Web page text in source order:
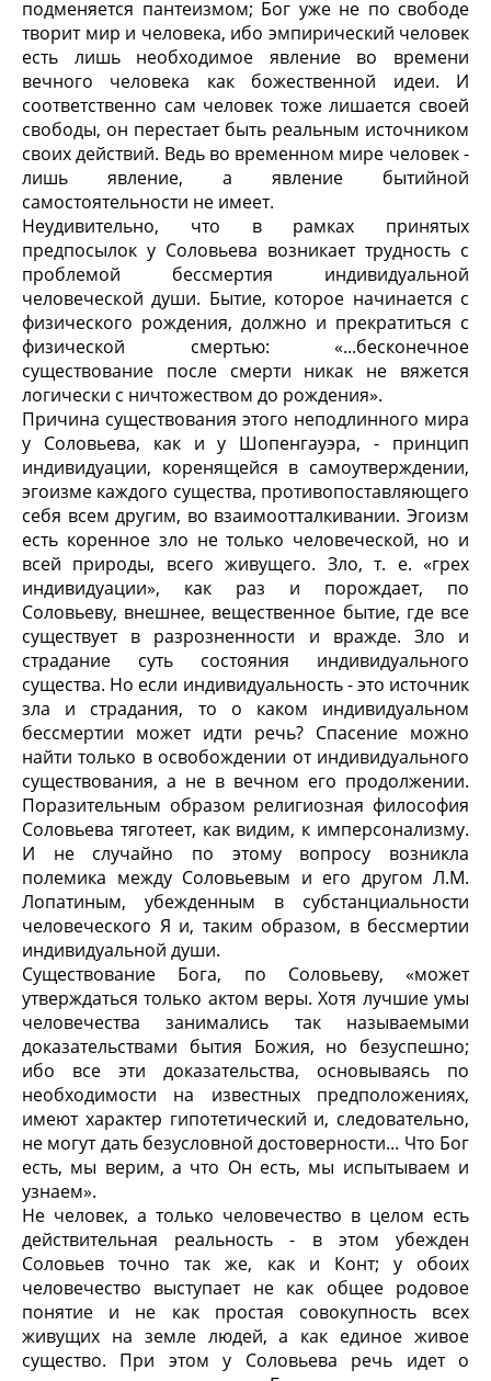
подменяется пантеизмом; Бог уже не по свободе
творит мир и человека, ибо эмпирический человек
есть лишь необходимое явление во времени
вечного человека как божественной идеи. И
соответственно сам человек тоже лишается своей
свободы, он перестает быть реальным источником
своих действий. Ведь во временном мире человек -
лишь явление, а явление бытийной
самостоятельности не имеет.
Неудивительно, что в рамках принятых
предпосылок у Соловьева возникает трудность с
проблемой бессмертия индивидуальной
человеческой души. Бытие, которое начинается с
физического рождения, должно и прекратиться с
физической смертью: «...бесконечное
существование после смерти никак не вяжется
логически с ничтожеством до рождения».
Причина существования этого неподлинного мира
у Соловьева, как и у Шопенгауэра, - принцип
индивидуации, коренящейся в самоутверждении,
эгоизме каждого существа, противопоставляющего
себя всем другим, во взаимоотталкивании. Эгоизм
есть коренное зло не только человеческой, но и
всей природы, всего живущего. Зло, т. е. «грех
индивидуации», как раз и порождает, по
Соловьеву, внешнее, вещественное бытие, где все
существует в разрозненности и вражде. Зло и
страдание суть состояния индивидуального
существа. Но если индивидуальность - это источник
зла и страдания, то о каком индивидуальном
бессмертии может идти речь? Спасение можно
найти только в освобождении от индивидуального
существования, а не в вечном его продолжении.
Поразительным образом религиозная философия
Соловьева тяготеет, как видим, к имперсонализму.
И не случайно по этому вопросу возникла
полемика между Соловьевым и его другом Л.М.
Лопатиным, убежденным в субстанциальности
человеческого Я и, таким образом, в бессмертии
индивидуальной души.
Существование Бога, по Соловьеву, «может
утверждаться только актом веры. Хотя лучшие умы
человечества занимались так называемыми
доказательствами бытия Божия, но безуспешно;
ибо все эти доказательства, основываясь по
необходимости на известных предположениях,
имеют характер гипотетический и, следовательно,
не могут дать безусловной достоверности... Что Бог
есть, мы верим, а что Он есть, мы испытываем и
узнаем».
Не человек, а только человечество в целом есть
действительная реальность - в этом убежден
Соловьев точно так же, как и Конт; у обоих
человечество выступает не как общее родовое
понятие и не как простая совокупность всех
живущих на земле людей, а как единое живое
существо. При этом у Соловьева речь идет о